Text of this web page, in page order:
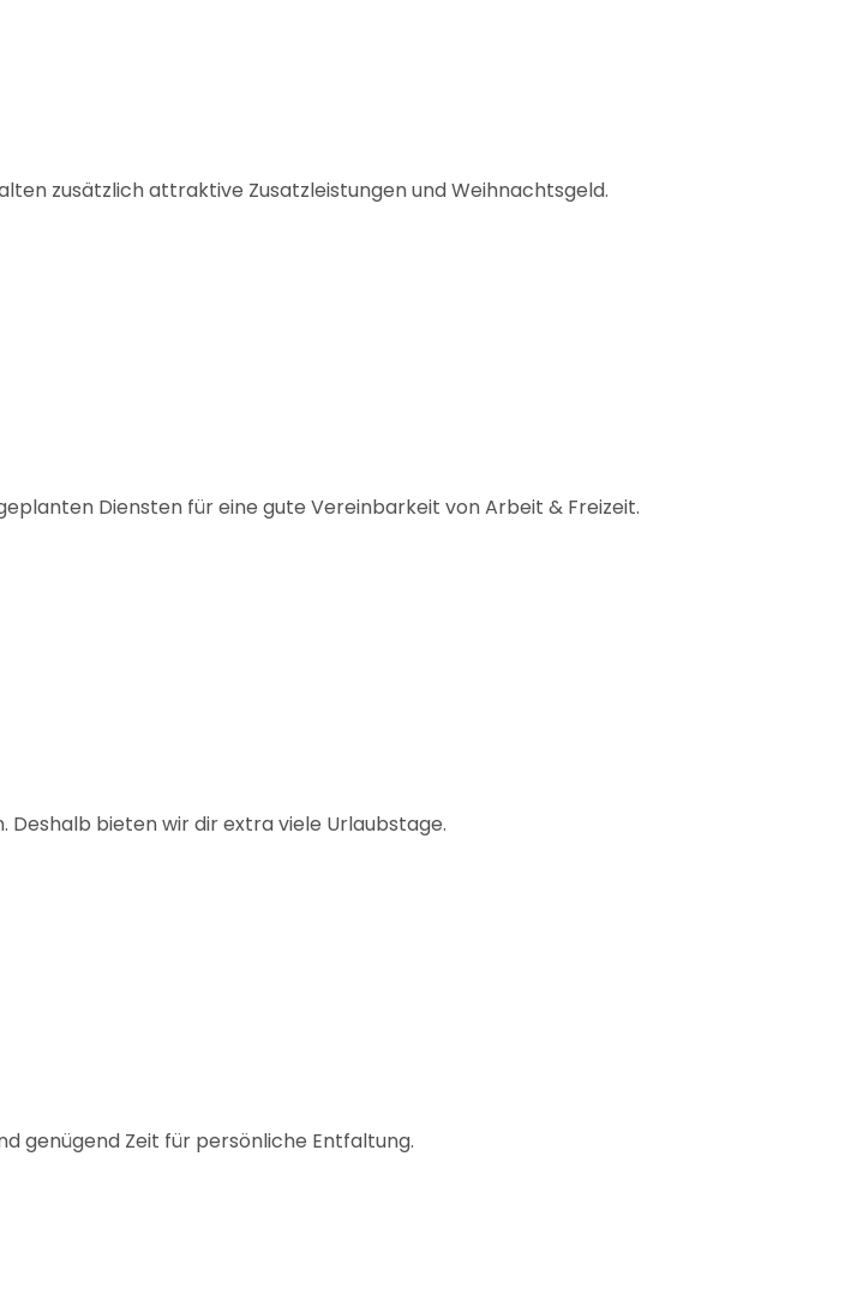
zusätzlich attraktive Zusatzleistungen und Weihnachtsgeld.
Diensten für eine gute Vereinbarkeit von Arbeit & Freizeit.
Deshalb bieten wir dir extra viele Urlaubstage.
genügend Zeit für persönliche Entfaltung.